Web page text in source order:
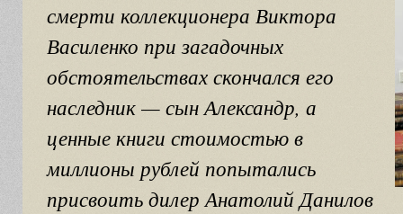
смерти коллекционера Виктора
Василенко при загадочных
обстоятельствах скончался его
наследник — сын Александр, а
ценные книги стоимостью в
миллионы рублей попытались
присвоить дилер Анатолий Данилов